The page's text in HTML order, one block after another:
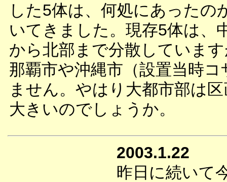
した5体は、何処にあったの
いてきました。現存5体は、
から北部まで分散していま
那覇市や沖縄市（設置当時
ません。やはり大都市部は
大きいのでしょうか。
2003.1.22
昨日に続いて